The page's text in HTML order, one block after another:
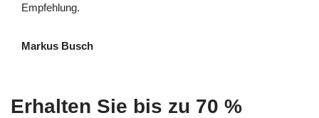
Empfehlung.
Markus Busch
Erhalten Sie bis zu 70 %